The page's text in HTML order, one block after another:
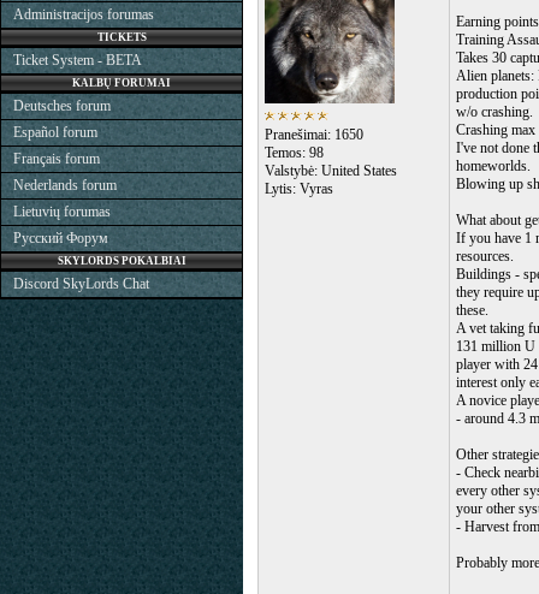
Pranešimai: 1650
Temos: 98
Valstybė: United States
Lytis: Vyras
Earning
Training
Takes 30
Alien planets:
production
w/o crashing.
Crashing
I've not done
homeworlds.
Blowing up
What about
If you have 1
resources.
Buildings -
they require
these.
A vet taking
131 million U
player with
interest only
A novice
- around 4.3
Other
- Check
every other
your other
- Harvest
Probably
Administracijos forumas
TICKETS
Ticket System - BETA
KALBŲ FORUMAI
Deutsches forum
Español forum
Français forum
Nederlands forum
Lietuvių forumas
Русский Форум
SKYLORDS POKALBIAI
Discord SkyLords Chat